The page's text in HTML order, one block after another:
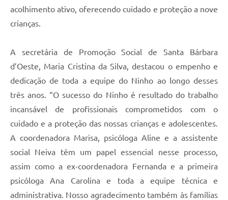
acolhimento ativo, oferecendo cuidado e proteção a nove
crianças.
A secretária de Promoção Social de Santa Bárbara
d’Oeste, Maria Cristina da Silva, destacou o empenho e
dedicação de toda a equipe do Ninho ao longo desses
três anos. “O sucesso do Ninho é resultado do trabalho
incansável de profissionais comprometidos com o
cuidado e a proteção das nossas crianças e adolescentes.
A coordenadora Marisa, psicóloga Aline e a assistente
social Neiva têm um papel essencial nesse processo,
assim como a ex-coordenadora Fernanda e a primeira
psicóloga Ana Carolina e toda a equipe técnica e
administrativa. Nosso agradecimento também às famílias